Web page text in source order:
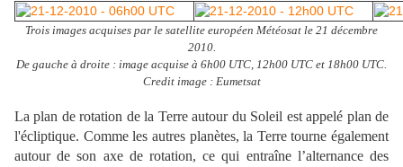
Trois images acquises par le satellite européen Météosat le 21 décembre
2010.
De gauche à droite : image acquise à 6h00 UTC, 12h00 UTC et 18h00 UTC.
Credit image : Eumetsat
La plan de rotation de la Terre autour du Soleil est appelé plan de
l'écliptique. Comme les autres planètes, la Terre tourne également
autour de son axe de rotation, ce qui entraîne l’alternance des